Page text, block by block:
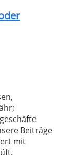
Beiträge
mit